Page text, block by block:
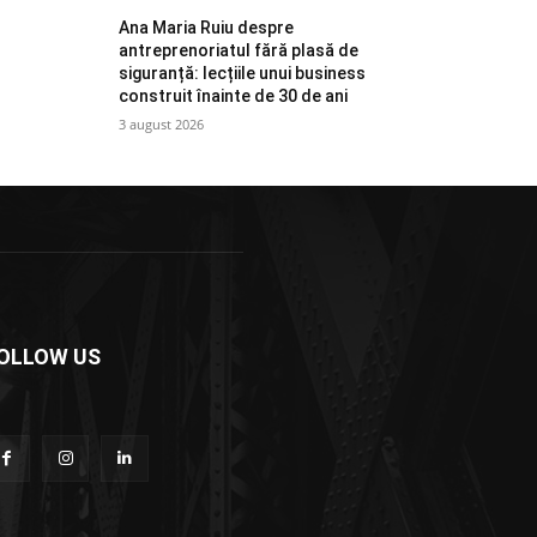
Ana Maria Ruiu despre
antreprenoriatul fără plasă de
siguranță: lecțiile unui business
construit înainte de 30 de ani
3 august 2026
US